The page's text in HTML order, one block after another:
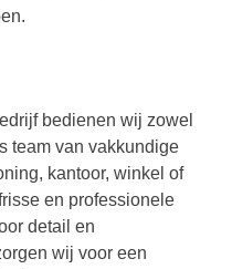
bedienen wij zowel
team van vakkundige
kantoor, winkel of
en professionele
detail en
wij voor een